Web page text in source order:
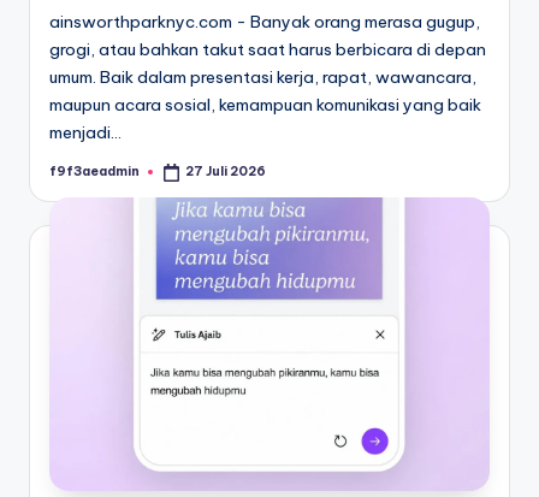
ainsworthparknyc.com - Banyak orang merasa gugup,
grogi, atau bahkan takut saat harus berbicara di depan
umum. Baik dalam presentasi kerja, rapat, wawancara,
maupun acara sosial, kemampuan komunikasi yang baik
menjadi…
Posted
f9f3aeadmin 27 Juli 2026